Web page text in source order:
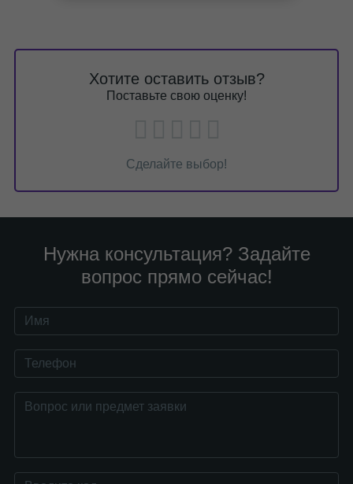
Хотите оставить отзыв?
Поставьте свою оценку!
Сделайте выбор!
Нужна консультация? Задайте
вопрос прямо сейчас!